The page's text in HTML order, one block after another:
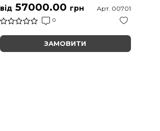
від57000.00 грн
0
Арт. 00701
ЗАМОВИТИ